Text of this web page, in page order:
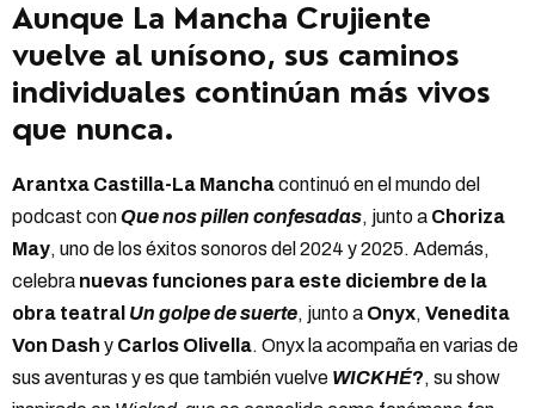
Aunque La Mancha Crujiente
vuelve al unísono, sus caminos
individuales continúan más vivos
que nunca.
Arantxa Castilla-La Manchacontinuó en el mundo del
podcast conQue nos pillen confesadas, junto a Choriza
May, uno de los éxitos sonoros del 2024 y 2025. Además,
celebra nuevas funciones para este diciembre de la
obra teatral Un golpe de suerte, junto a Onyx, Venedita
Von Dash y Carlos Olivella. Onyx la acompaña en varias de
sus aventuras y es que también vuelve WICKHÉ?, su show